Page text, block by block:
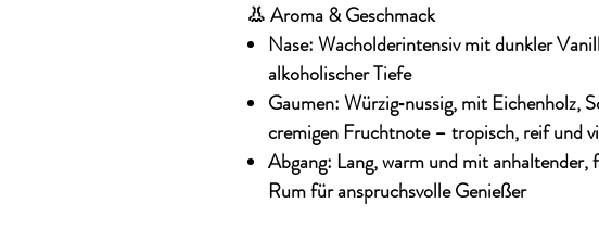
👃 Aroma & Geschmack
Nase: Wacholderintensiv mit dunkler
alkoholischer Tiefe
Gaumen: Würzig‑nussig, mit Eichenholz,
cremigen Fruchtnote – tropisch, reif und
Abgang: Lang, warm und mit
Rum für anspruchsvolle Genießer